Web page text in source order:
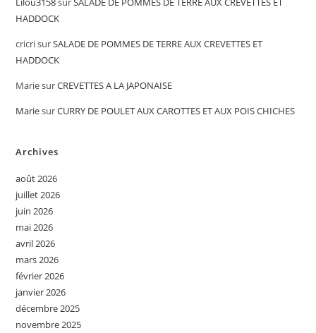
HADDOCK
cricrisurSALADE DE POMMES DE TERRE AUX CREVETTES ET
HADDOCK
MariesurCREVETTES A LA JAPONAISE
MariesurCURRY DE POULET AUX CAROTTES ET AUX POIS CHICHES
Archives
août 2026
juillet 2026
juin 2026
mai 2026
avril 2026
mars 2026
février 2026
janvier 2026
décembre 2025
novembre 2025